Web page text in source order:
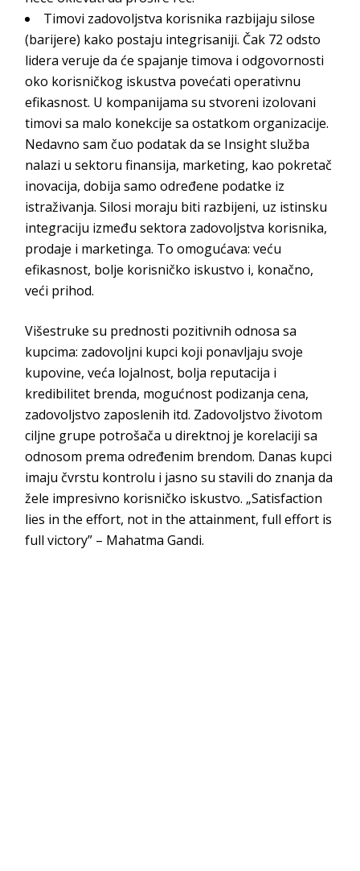
Timovi zadovoljstva korisnika razbijaju silose
(barijere) kako postaju integrisaniji. Čak 72 odsto
lidera veruje da će spajanje timova i odgovornosti
oko korisničkog iskustva povećati operativnu
efikasnost. U kompanijama su stvoreni izolovani
timovi sa malo konekcije sa ostatkom organizacije.
Nedavno sam čuo podatak da se Insightslužba
nalazi u sektoru finansija, marketing, kao pokretač
inovacija, dobija samo određene podatke iz
istraživanja. Silosi moraju biti razbijeni, uz istinsku
integraciju između sektora zadovoljstva korisnika,
prodaje i marketinga. Toomogućava: veću
efikasnost, bolje korisničko iskustvo i, konačno,
veći prihod.
Višestruke su prednosti pozitivnih odnosa sa
kupcima: zadovoljni kupci koji ponavljaju svoje
kupovine, veća lojalnost, bolja reputacija i
kredibilitet brenda, mogućnost podizanja cena,
zadovoljstvo zaposlenih itd. Zadovoljstvo životom
ciljne grupe potrošača u direktnoj je korelaciji sa
odnosom prema određenim brendom. Danas kupci
imaju čvrstu kontrolu i jasno su stavili do znanja da
žele impresivno korisničko iskustvo.„Satisfaction
lies in the effort, not in the attainment, full effort is
full victory” – Mahatma Gandi.